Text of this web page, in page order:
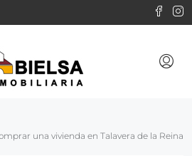
una vivienda en Talavera de la Reina